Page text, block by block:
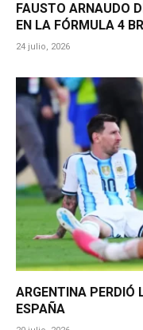
FAUSTO ARNAUDO
EN LA FÓRMULA 4
24 julio, 2026
ARGENTINA PERDIÓ
ESPAÑA